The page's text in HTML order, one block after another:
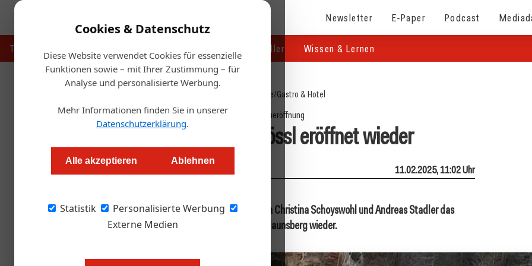
Cookies & Datenschutz
Diese Website verwendet Cookies für essenzielle
Funktionen sowie – mit Ihrer Zustimmung – für
Analyse und personalisierte Werbung.
Mehr Informationen finden Sie in unserer
Datenschutzerklärung.
Alle akzeptieren Ablehnen
Statistik
Personalisierte Werbung
Externe Medien
Newsletter E-Paper Podcast
Touristik Handel & Hersteller Wissen & Lernen
Startseite/Gastro & Hotel
Neueröffnung
Wirtshaus Schlössl eröffnet wieder
Redaktion.OEGZ 11.02.2025, 11:02 Uhr
Nach einigen Stationen in ihrer Karriere eröffnen Christina Schoyswohl und Andreas Stadler das
historische Wirtshaus Schlössl in Nußdorf am Haunsberg wieder.